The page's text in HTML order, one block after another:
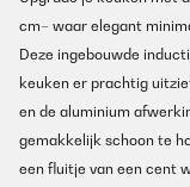
cm– waar elegant
Deze ingebouwde
keuken er prachtig
en de aluminium
gemakkelijk schoon te
een fluitje van een cent